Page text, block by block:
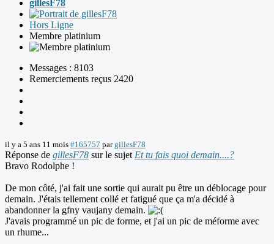
gillesF78
Hors Ligne
Membre platinium
Messages : 8103
Remerciements reçus 2420
il y a 5 ans 11 mois #165757 pargillesF78
Réponse de gillesF78 sur le sujet Et tu fais quoi demain....?
Bravo Rodolphe !
De mon côté, j'ai fait une sortie qui aurait pu être un déblocage pour
demain. J'étais tellement collé et fatigué que ça m'a décidé à
abandonner la gfny vaujany demain.
J'avais programmé un pic de forme, et j'ai un pic de méforme avec
un rhume...